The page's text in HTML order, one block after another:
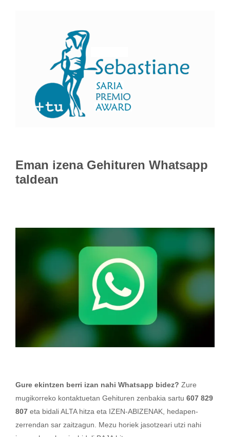
Eman izena Gehituren Whatsapp
taldean
Gure ekintzen berri izan nahi Whatsapp bidez? Zure
mugikorreko kontaktuetan Gehituren zenbakia sartu 607 829
807 eta bidali ALTA hitza eta IZEN-ABIZENAK, hedapen-
zerrendan sar zaitzagun. Mezu horiek jasotzeari utzi nahi